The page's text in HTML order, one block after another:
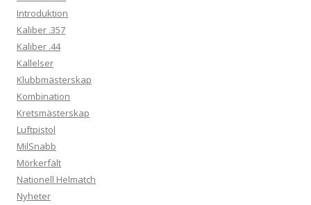
Introduktion
Kaliber .357
Kaliber .44
Kallelser
Klubbmästerskap
Kombination
Kretsmästerskap
Luftpistol
MilSnabb
Mörkerfält
Nationell Helmatch
Nyheter